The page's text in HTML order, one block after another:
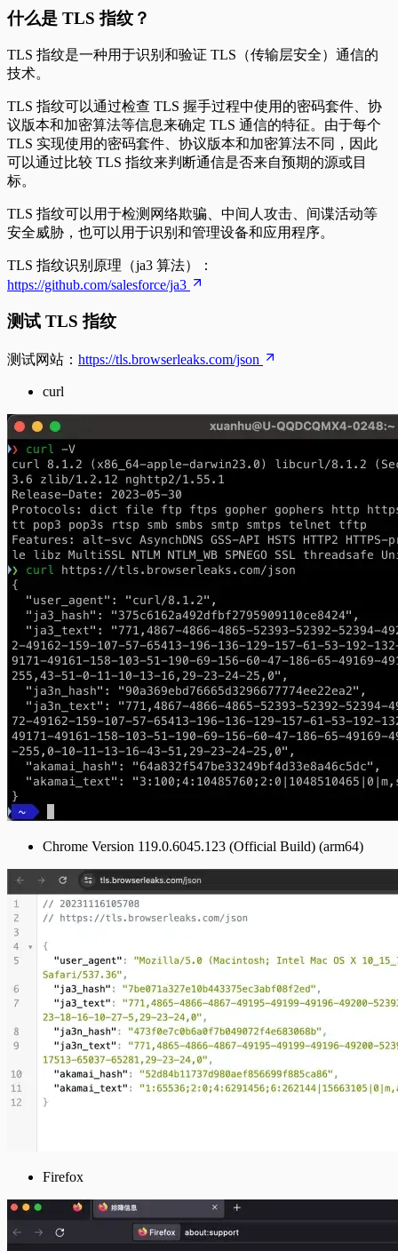
什么是 TLS 指纹？
TLS 指纹是一种用于识别和验证 TLS（传输层安全）通信的
技术。
TLS 指纹可以通过检查 TLS 握手过程中使用的密码套件、协
议版本和加密算法等信息来确定 TLS 通信的特征。由于每个
TLS 实现使用的密码套件、协议版本和加密算法不同，因此
可以通过比较 TLS 指纹来判断通信是否来自预期的源或目
标。
TLS 指纹可以用于检测网络欺骗、中间人攻击、间谍活动等
安全威胁，也可以用于识别和管理设备和应用程序。
TLS 指纹识别原理（ja3 算法）：
https://github.com/salesforce/ja3
测试 TLS 指纹
测试网站： https://tls.browserleaks.com/json
curl
Chrome Version 119.0.6045.123 (Official Build) (arm64)
Firefox